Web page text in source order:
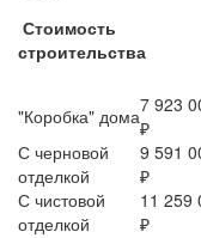
Стоимость
строительства
"Коробка" дома7 923
₽
С черновой
отделкой
9 591
₽
С чистовой
отделкой
11 259
₽